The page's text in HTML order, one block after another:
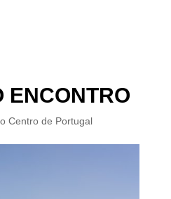
ENCONTRO
Centro de Portugal